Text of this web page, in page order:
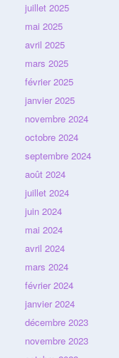
juillet 2025
mai 2025
avril 2025
mars 2025
février 2025
janvier 2025
novembre 2024
octobre 2024
septembre 2024
août 2024
juillet 2024
juin 2024
mai 2024
avril 2024
mars 2024
février 2024
janvier 2024
décembre 2023
novembre 2023